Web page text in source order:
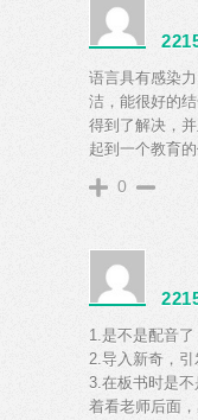
语言具有感染
洁，能很好的
得到了解决，
起到一个教育的
0
1.是不是配音
2.导入新奇，引
3.在板书时是
着看老师后面，